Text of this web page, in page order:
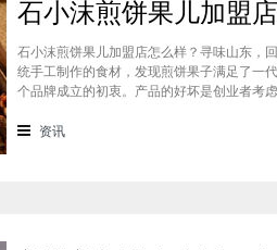
石小沫煎饼果儿加盟店怎么样？寻味山东，
统手工制作的食材，发现煎饼果子满足了一
个品牌成立的初衷。产品的好坏是创业者考
盟？能赚钱吗？下面小编将为大家解答这些
资讯